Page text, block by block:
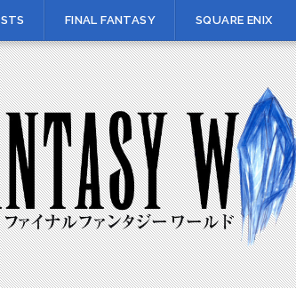
FINAL FANTASY SQUARE ENIX